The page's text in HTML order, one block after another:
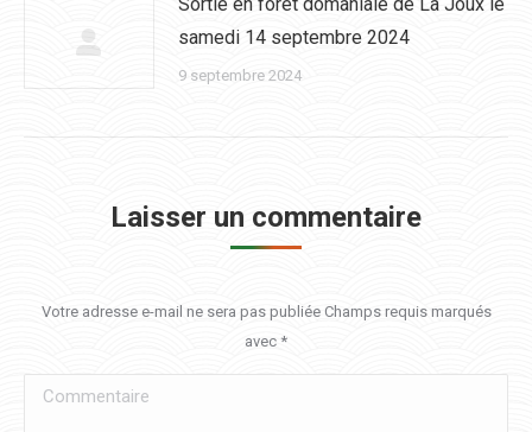
samedi 14 septembre 2024
9 septembre 2024
Laisser un commentaire
Votre adresse e-mail ne sera pas publiée Champs requis marqués
avec *
Commentaire